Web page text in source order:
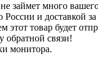
займет много
России и доставкой
товар будет
обратной связи!
монитора.